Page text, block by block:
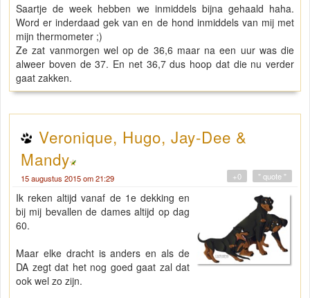
Saartje de week hebben we inmiddels bijna gehaald haha.
Word er inderdaad gek van en de hond inmiddels van mij met
mijn thermometer ;)
Ze zat vanmorgen wel op de 36,6 maar na een uur was die
alweer boven de 37. En net 36,7 dus hoop dat die nu verder
gaat zakken.
Veronique, Hugo, Jay-Dee &
Mandy
15 augustus 2015 om 21:29 " quote "
+0
Ik reken altijd vanaf de 1e dekking en
bij mij bevallen de dames altijd op dag
60.
Maar elke dracht is anders en als de
DA zegt dat het nog goed gaat zal dat
ook wel zo zijn.